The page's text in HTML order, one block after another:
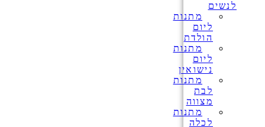
לנשים
מתנות
ליום
הולדת
מתנות
ליום
נישואין
מתנות
לבת
מצווה
מתנות
לכלה